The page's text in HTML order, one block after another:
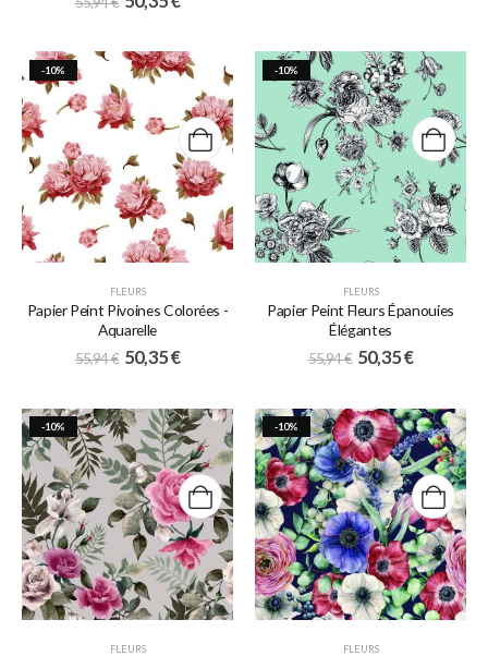
-10%
FLEURS
Papier Peint Pivoines Colorées -
Aquarelle
55,94€ 50,35€
-10%
FLEURS
Papier Peint Fleurs Épanouies
Élégantes
55,94€ 50,35€
-10%
FLEURS
-10%
FLEURS